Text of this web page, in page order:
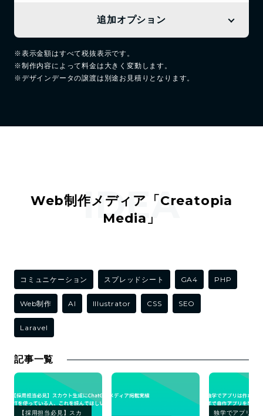
追加オプション
※表示金額はすべて税抜表示です。
※制作内容によって料金は大きく変動します。
※デザインデータの譲渡は別途お見積りとなります。
Web制作メディア「Creatopia
Media」
IDEA
コミュニケーション スプレッドシート GA4 PHP
Web制作 AI Illustrator CSS SEO
Laravel
記事一覧
【採用担当必見】スカ
独学でアプリは